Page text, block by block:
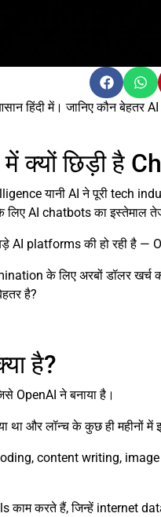
हिंदी में। जानिए कौन
में क्यों छिड़ी है
यानी AI ने पूरी tech
AI chatbots का इस्तेमाल
बड़े AI platforms की हो रही है
के लिए अरबों डॉलर
है?
है?
OpenAI ने बनाया है।
था और लॉन्च के कुछ ही महीनों में
content writing,
काम करते हैं, जिन्हें internet